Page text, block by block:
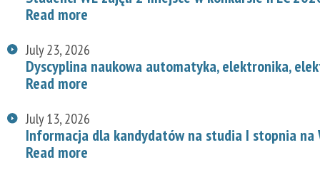
Read more
July 23, 2026
Dyscyplina naukowa automatyka, elektronika,
Read more
July 13, 2026
Informacja dla kandydatów na studia I stopnia na
Read more